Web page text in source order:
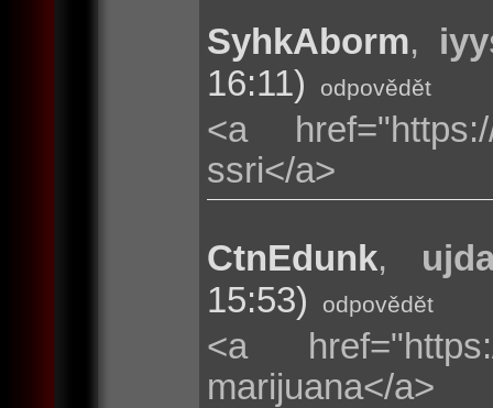
SyhkAborm,
16:11)
odpovědět
<a
ssri</a>
CtnEdunk,
15:53)
odpovědět
<a
marijuana</a>